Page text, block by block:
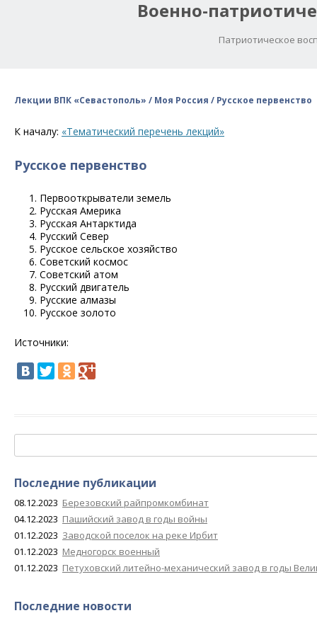
Военно-
Патриотическое
Лекции ВПК «Севастополь» / Моя Россия / Русское первенство
К началу: «Тематический перечень лекций»
Русское первенство
Первооткрыватели земель
Русская Америка
Русская Антарктида
Русский Север
Русское сельское хозяйство
Советский космос
Советский атом
Русский двигатель
Русские алмазы
Русское золото
Источники:
Последние публикации
08.12.2023 Березовский райпромкомбинат
04.12.2023 Пашийский завод в годы войны
01.12.2023 Заводской поселок на реке Ирбит
01.12.2023 Медногорск военный
01.12.2023 Петуховский литейно-механический завод в годы
Последние новости